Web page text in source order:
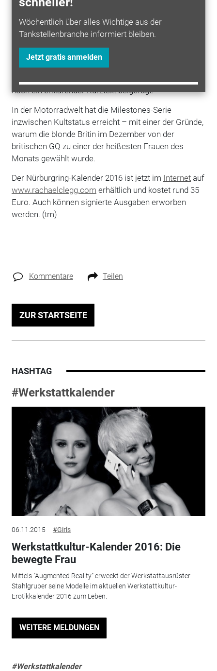
Wöchentlich über alles Wichtige aus der
Tankstellenbranche informiert bleiben.
Jetzt gratis anmelden
Mehr als zwei Jahre lang beschäftigte sich die Britin
mit der Geschichte des Nürburgrings und sprach mit
britischen Fahrer Stirling Moss, Jackie Stewart, Tony
Dron und Derek Bell. Die Kalenderaufnahmen an sich
noch ein erklärender Kurztext beigefügt.
In der Motorradwelt hat die Milestones-Serie
inzwischen Kultstatus erreicht – mit einer der Gründe,
warum die blonde Britin im Dezember von der
britischen GQ zu einer der heißesten Frauen des
Monats gewählt wurde.
Der Nürburgring-Kalender 2016 ist jetzt im Internetauf
www.rachaelclegg.com erhältlich und kostet rund 35
Euro. Auch können signierte Ausgaben erworben
werden. (tm)
Kommentare Teilen
ZUR STARTSEITE
HASHTAG
#Werkstattkalender
06.11.2015 #Girls
Werkstattkultur-Kalender 2016: Die
bewegte Frau
Mittels "Augmented Reality" erweckt der Werkstattausrüster
Stahlgruber seine Modelle im aktuellen Werkstattkultur-
Erotikkalender 2016 zum Leben.
WEITERE MELDUNGEN
#Werkstattkalender